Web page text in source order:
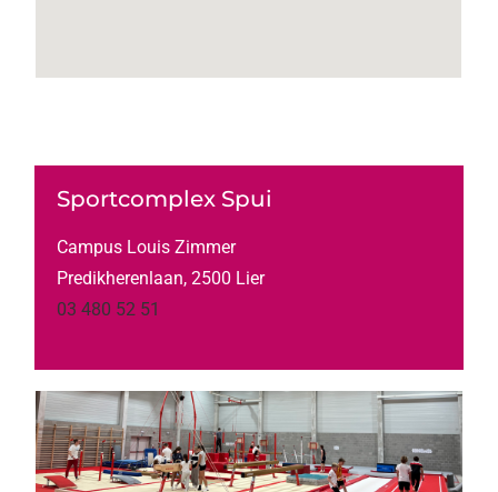
Sportcomplex Spui
Campus Louis Zimmer
Predikherenlaan, 2500 Lier
03 480 52 51